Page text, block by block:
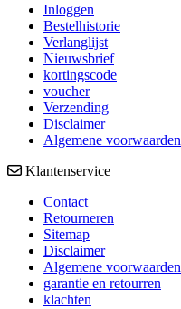
Inloggen
Bestelhistorie
Verlanglijst
Nieuwsbrief
kortingscode
voucher
Verzending
Disclaimer
Algemene voorwaarden
Klantenservice
Contact
Retourneren
Sitemap
Disclaimer
Algemene voorwaarden
garantie en retourren
klachten